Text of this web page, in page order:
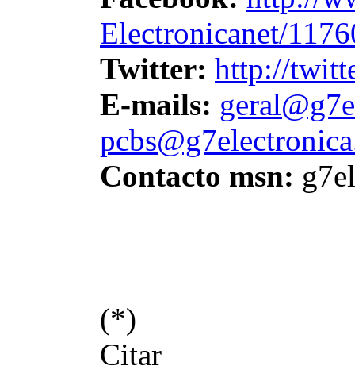
Electronicanet/
Twitter: http://
E-mails:
Contacto msn:
(*)
Citar